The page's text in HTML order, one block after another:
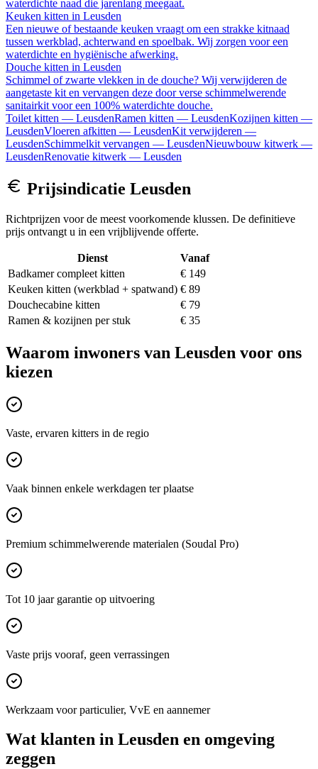
waterdichte naad die jarenlang meegaat.
Keuken kitten in Leusden
Een nieuwe of bestaande keuken vraagt om een strakke kitnaad
tussen werkblad, achterwand en spoelbak. Wij zorgen voor een
waterdichte en hygiënische afwerking.
Douche kitten in Leusden
Schimmel of zwarte vlekken in de douche? Wij verwijderen de
aangetaste kit en vervangen deze door verse schimmelwerende
sanitairkit voor een 100% waterdichte douche.
Toilet kitten — LeusdenRamen kitten — LeusdenKozijnen kitten —
LeusdenVloeren afkitten — LeusdenKit verwijderen —
LeusdenSchimmelkit vervangen — LeusdenNieuwbouw kitwerk —
LeusdenRenovatie kitwerk — Leusden
Prijsindicatie Leusden
Richtprijzen voor de meest voorkomende klussen. De definitieve
prijs ontvangt u in een vrijblijvende offerte.
Dienst
Vanaf
Badkamer compleet kitten
€ 149
Keuken kitten (werkblad + spatwand) € 89
Douchecabine kitten
€ 79
Ramen & kozijnen per stuk
€ 35
Waarom inwoners van Leusden voor ons
kiezen
Vaste, ervaren kitters in de regio
Vaak binnen enkele werkdagen ter plaatse
Premium schimmelwerende materialen (Soudal Pro)
Tot 10 jaar garantie op uitvoering
Vaste prijs vooraf, geen verrassingen
Werkzaam voor particulier, VvE en aannemer
Wat klanten in Leusden en omgeving
zeggen